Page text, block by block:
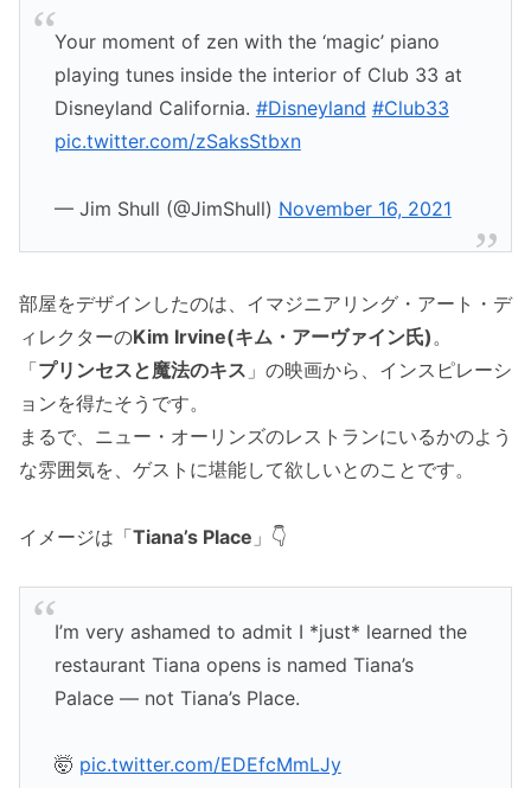
Your moment of zen with the ‘magic’ piano
playing tunes inside the interior of Club 33 at
Disneyland California. #Disneyland #Club33
pic.twitter.com/zSaksStbxn
— Jim Shull (@JimShull) November 16, 2021
部屋をデザインしたのは、イマジニアリング・アート・デ
ィレクターのKim Irvine(キム・アーヴァイン氏) 。
「プリンセスと魔法のキス 」の映画から、インスピレーシ
ョンを得たそうです。
まるで、ニュー・オーリンズのレストランにいるかのよう
な雰囲気を、ゲストに堪能して欲しいとのことです。
イメージは「Tiana’s Place 」👇
I’m very ashamed to admit I *just* learned the
restaurant Tiana opens is named Tiana’s
Palace — not Tiana’s Place.
🤯 pic.twitter.com/EDEfcMmLJy